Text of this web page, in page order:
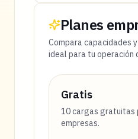
Planes
Compara capacidades
ideal para tu operación
Gratis
10 cargas gratuitas
empresas.